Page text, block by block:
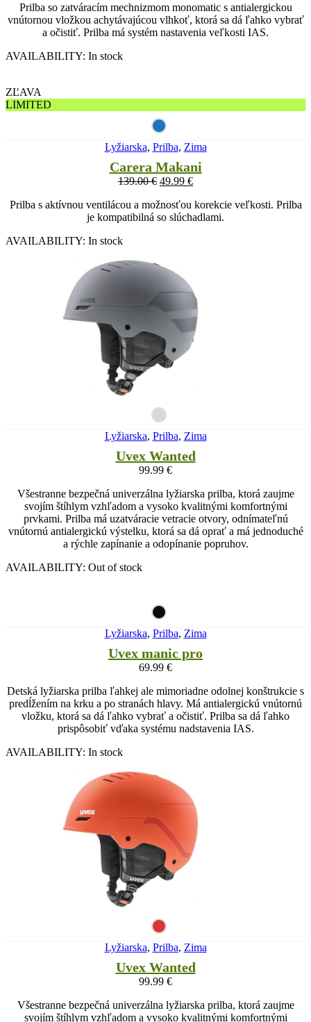
Prilba so zatváracím mechnizmom monomatic s antialergickou
vnútornou vložkou achytávajúcou vlhkoť, ktorá sa dá ľahko vybrať
a očistiť. Prilba má systém nastavenia veľkosti IAS.
AVAILABILITY: In stock
ZĽAVA
LIMITED
Lyžiarska, Prilba, Zima
Carera Makani
139.00€ 49.99 €
Prilba s aktívnou ventilácou a možnosťou korekcie veľkosti. Prilba
je kompatibilná so slúchadlami.
AVAILABILITY: In stock
Lyžiarska, Prilba, Zima
Uvex Wanted
99.99 €
Všestranne bezpečná univerzálna lyžiarska prilba, ktorá zaujme
svojím štíhlym vzhľadom a vysoko kvalitnými komfortnými
prvkami. Prilba má uzatváracie vetracie otvory, odnímateľnú
vnútornú antialergickú výstelku, ktorá sa dá oprať a má jednoduché
a rýchle zapínanie a odopínanie popruhov.
AVAILABILITY: Out of stock
Lyžiarska, Prilba, Zima
Uvex manic pro
69.99 €
Detská lyžiarska prilba ľahkej ale mimoriadne odolnej konštrukcie s
predĺžením na krku a po stranách hlavy. Má antialergickú vnútornú
vložku, ktorá sa dá ľahko vybrať a očistiť. Prilba sa dá ľahko
prispôsobiť vďaka systému nadstavenia IAS.
AVAILABILITY: In stock
Lyžiarska, Prilba, Zima
Uvex Wanted
99.99 €
Všestranne bezpečná univerzálna lyžiarska prilba, ktorá zaujme
svojím štíhlym vzhľadom a vysoko kvalitnými komfortnými